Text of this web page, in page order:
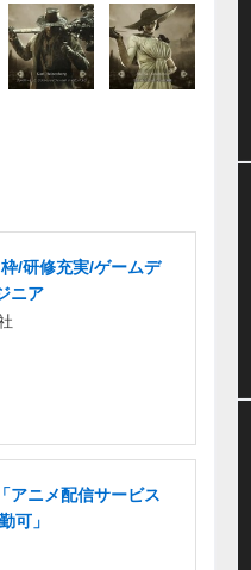
/研修充実/ゲームデ
ニア
アニメ配信サービス
可」